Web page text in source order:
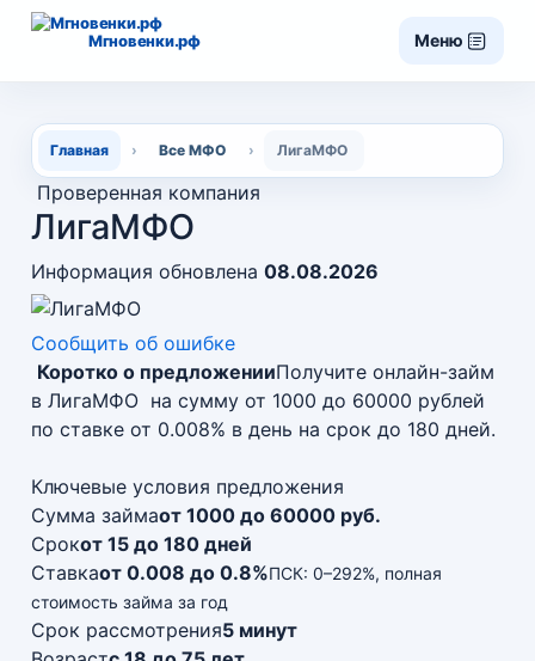
Мгновенки.рф Меню
Главная › Все МФО › ЛигаМФО
Проверенная компания
ЛигаМФО
Информация обновлена 08.08.2026
Сообщить об ошибке
Коротко о предложенииПолучите онлайн-займ
в ЛигаМФО на сумму от 1000 до 60000 рублей
по ставке от 0.008% в день на срок до 180 дней.
Ключевые условия предложения
Сумма займаот 1000 до 60000 руб.
Срокот 15 до 180 дней
Ставкаот 0.008 до 0.8%ПСК: 0–292%, полная
стоимость займа за год
Срок рассмотрения5 минут